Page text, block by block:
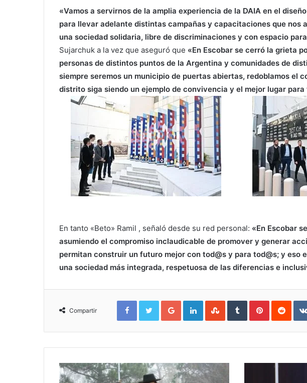
«Vamos a servirnos de la amplia experiencia de la DAIA en el
para llevar adelante distintas campañas y capacitaciones que nos
una sociedad solidaria, libre de discriminaciones y con espacio
Sujarchuk a la vez que aseguró que «En Escobar se cerró la grieta
personas de distintos puntos de la Argentina y comunidades de
siempre seremos un municipio de puertas abiertas, redoblamos el
distrito siga siendo un ejemplo de convivencia y el mejor lugar
En tanto «Beto» Ramil , señaló desde su red personal: «En Escobar
asumiendo el compromiso inclaudicable de promover y generar
permitan construir un futuro mejor con tod@s y para tod@s; y eso
una sociedad más integrada, respetuosa de las diferencias e
Compartir
FacebookTwitterGoogle+LinkedInStumbleUpon
TumblrPinterest